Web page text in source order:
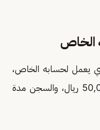
الخاص
يعمل لحسابه الخاص،
يعاقب بغرامة مالية تصل إلى 50,000 ريال، والسجن مدة